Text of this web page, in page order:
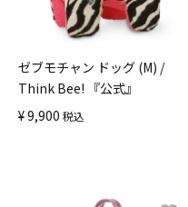
ゼブモチャン ドッグ (M) /
Think Bee! 『公式』
¥9,900 税込